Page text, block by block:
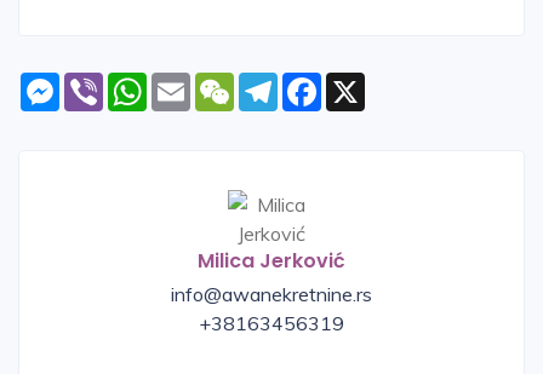
Messenger
Viber WhatsApp
Email WeChatTelegramFacebook
Milica Jerković
info@awanekretnine.rs
+38163456319